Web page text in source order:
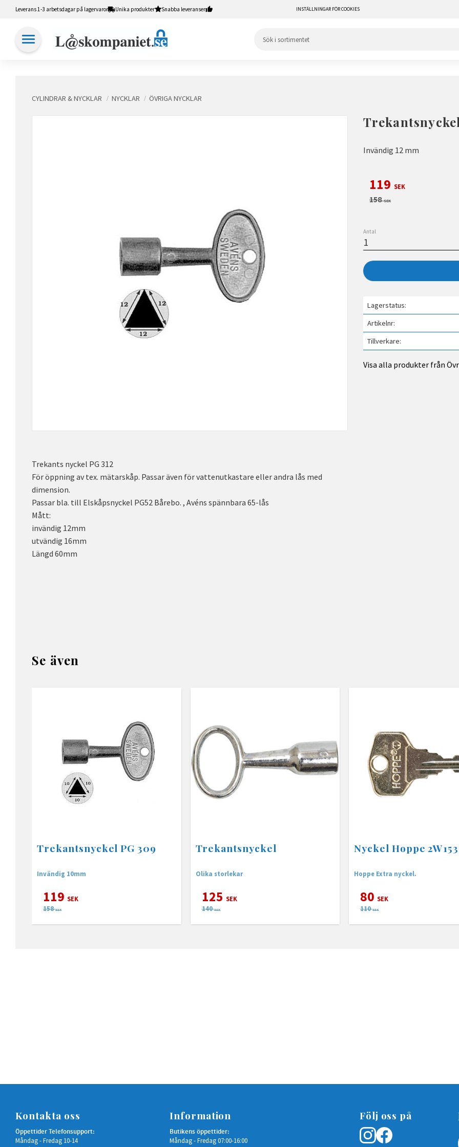
Leverans 1-3 arbetsdagar på lagervaror Unika produkter Snabba leveranser INSTÄLLNINGAR FÖR COOKIES
CYLINDRAR & NYCKLAR NYCKLAR ÖVRIGA NYCKLAR
Trekantsnyckel
Invändig 12 mm
Nedsatt pris:
119 SEK
Ordinarie pris:
158SEK
Antal
Lagerstatus
Artikelnr
Tillverkare
Visa alla produkter från
Trekants nyckel PG 312
För öppning av tex. mätarskåp. Passar även för vattenutkastare eller andra lås med
dimension.
Passar bla. till Elskåpsnyckel PG52 Bårebo. , Avéns spännbara 65-lås
Mått:
invändig 12mm
utvändig 16mm
Längd 60mm
Se även
Trekantsnyckel PG 309
Invändig 10mm
119 SEK
158 SEK
Trekantsnyckel
Olika storlekar
125 SEK
140 SEK
Nyckel Hoppe 2W153
Hoppe Extra nyckel.
80 SEK
110 SEK
Kontakta oss
Öppettider Telefonsupport:
Måndag - Fredag 10-14
Information
Butikens öppettider:
Måndag - Fredag 07:00-16:00
Följ oss på